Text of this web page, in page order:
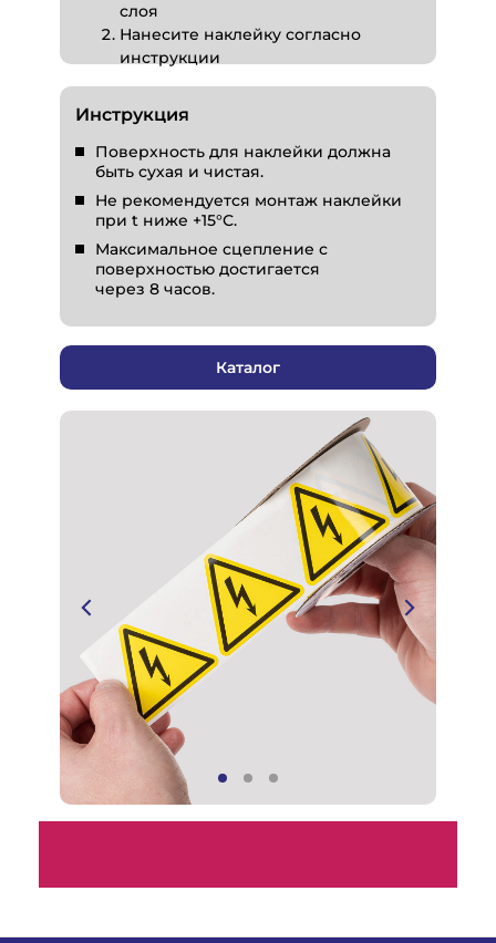
Инструкция
Поверхность для наклейки должна
быть сухая и чистая.
Не рекомендуется монтаж наклейки
при t ниже +15°С.
Максимальное сцепление с
поверхностью достигается
через 8 часов.
слоя
Нанесите наклейку согласно
инструкции
Каталог